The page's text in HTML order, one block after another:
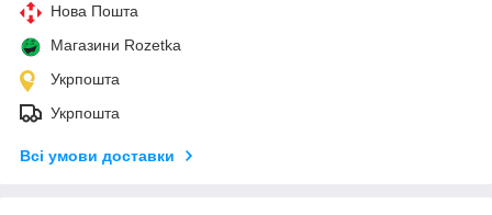
Нова Пошта
Магазини Rozetka
Укрпошта
Укрпошта
Всі умови доставки